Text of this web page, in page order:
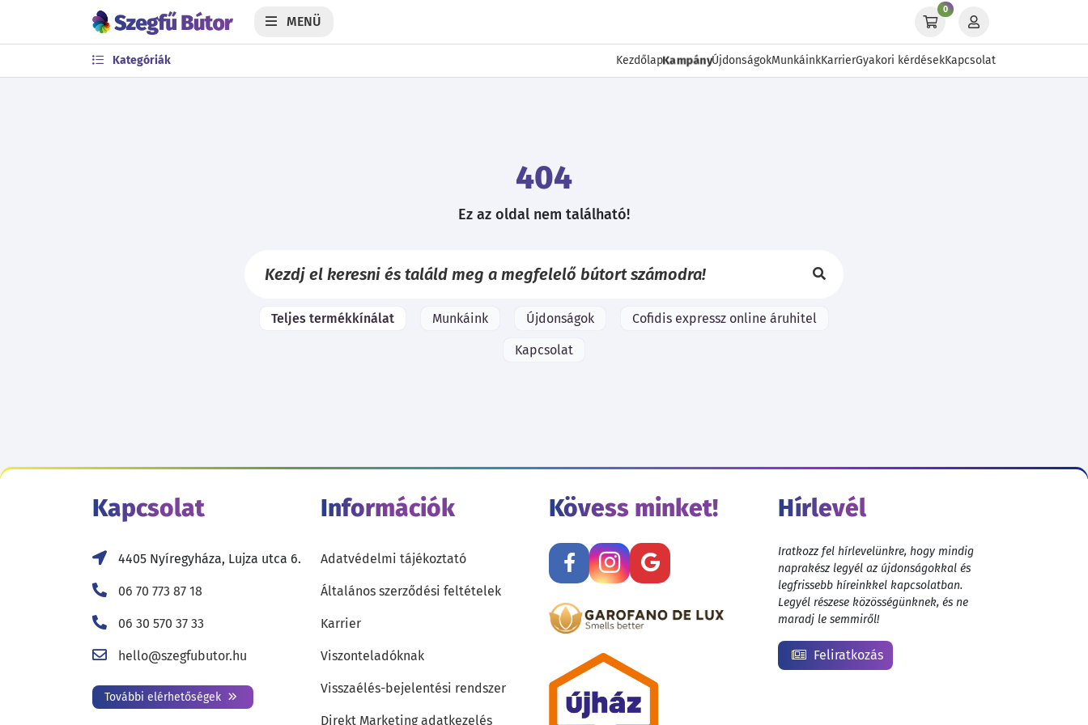
MENÜ
0
Kategóriák KezdőlapKampányÚjdonságokMunkáinkKarrierGyakori kérdésekKapcsolat
404
Ez az oldal nem található!
Teljes termékkínálat Munkáink Újdonságok Cofidis expressz online áruhitel
Kapcsolat
Kapcsolat
4405 Nyíregyháza, Lujza utca 6.
06 70 773 87 18
06 30 570 37 33
hello@szegfubutor.hu
További elérhetőségek
Információk
Adatvédelmi tájékoztató
Általános szerződési feltételek
Karrier
Viszonteladóknak
Visszaélés-bejelentési rendszer
Direkt Marketing adatkezelés
Kövess minket! Hírlevél
Iratkozz fel hírlevelünkre, hogy mindig
naprakész legyél az újdonságokkal és
legfrissebb híreinkkel kapcsolatban.
Legyél részese közösségünknek, és ne
maradj le semmiről!
Feliratkozás